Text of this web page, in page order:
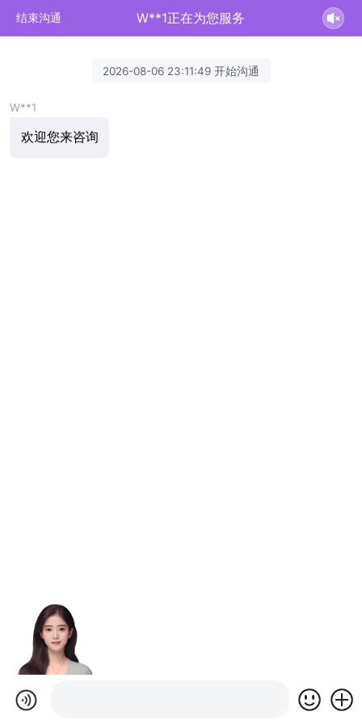
结束沟通 W**1正在为您服务
2026-08-06 23:11:49 开始沟通
W**1
欢迎您来咨询